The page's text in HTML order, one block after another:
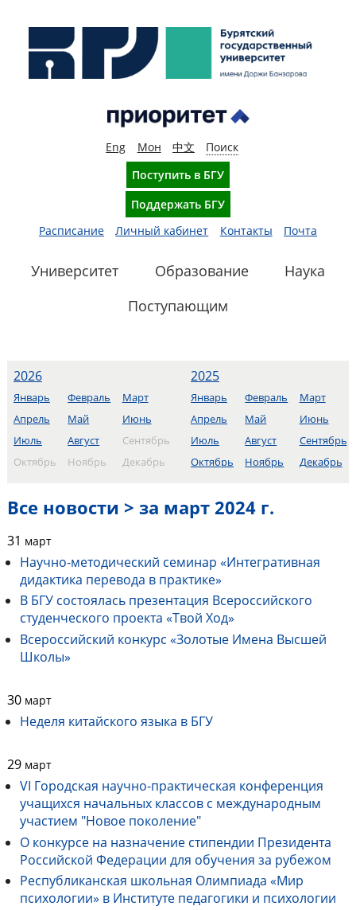
Eng Мон 中文
Поиск
Поступить в БГУ
Поддержать БГУ
Расписание
Личный кабинет Контакты Почта
Университет Образование
Наука
Поступающим
2026
Январь Февраль
Март
Апрель
Май
Июнь
Июль
Август
Сентябрь
Октябрь
Ноябрь Декабрь
2025
Январь Февраль
Март
Апрель
Май
Июнь
Июль
Август
Сентябрь
Октябрь
Ноябрь Декабрь
Все новости > за март 2024 г.
31 март
Научно-методический семинар «Интегративная
дидактика перевода в практике»
В БГУ состоялась презентация Всероссийского
студенческого проекта «Твой Ход»
Всероссийский конкурс «Золотые Имена Высшей
Школы»
30 март
Неделя китайского языка в БГУ
29 март
VI Городская научно-практическая конференция
учащихся начальных классов с международным
участием "Новое поколение"
О конкурсе на назначение стипендии Президента
Российской Федерации для обучения за рубежом
Республиканская школьная Олимпиада «Мир
психологии» в Институте педагогики и психологии